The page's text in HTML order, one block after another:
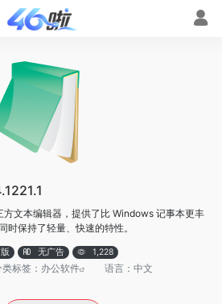
文本编辑器，提供了比 Windows 记事本更丰
时保持了轻量、快速的特性。
无广告 1,228
标签： 办公软件
语言：中文